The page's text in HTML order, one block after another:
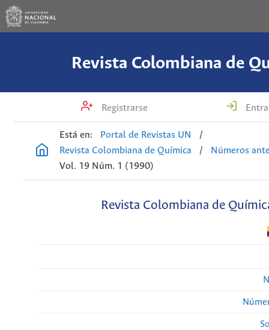
Revista Colombiana de
Registrarse
Está en: Portal de Revistas UN
/
Revista Colombiana de Química
/
Números
Vol. 19 Núm. 1 (1990)
Revista Colombiana de